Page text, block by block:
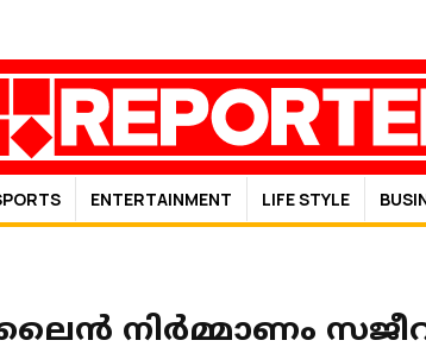
ENTERTAINMENT LIFE STYLE
നിർമ്മാണം